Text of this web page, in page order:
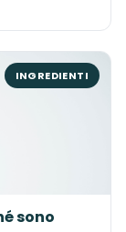
INGREDIENTI
sono